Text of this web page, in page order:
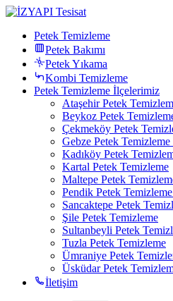
Petek Temizleme
Petek Bakımı
Petek Yıkama
Kombi Temizleme
Petek Temizleme İlçelerimiz
Ataşehir Petek
Beykoz Petek
Çekmeköy Petek
Gebze Petek
Kadıköy Petek
Kartal Petek Temizleme
Maltepe Petek
Pendik Petek
Sancaktepe Petek
Şile Petek Temizleme
Sultanbeyli Petek
Tuzla Petek Temizleme
Ümraniye Petek
Üsküdar Petek
İletişim